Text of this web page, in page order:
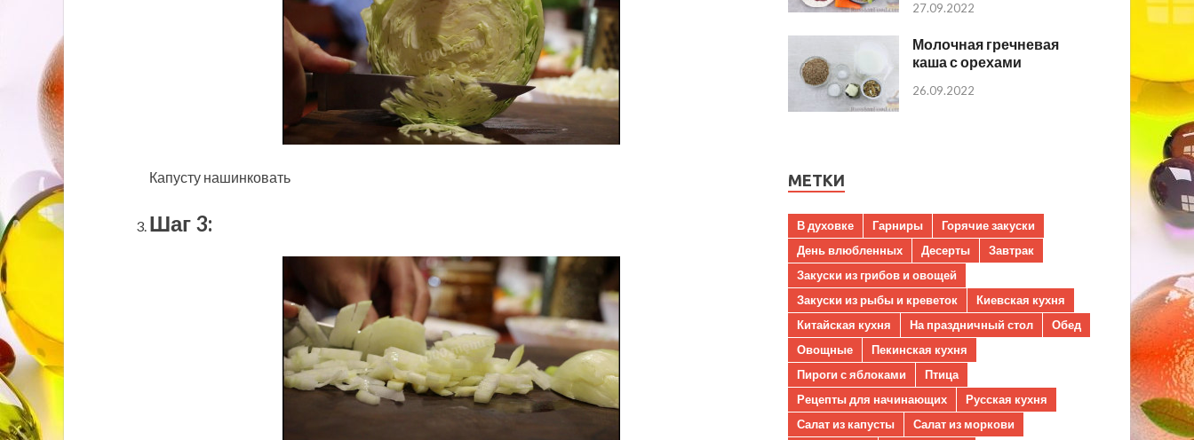
Капусту нашинковать
Шаг 3:
27.09.2022
Молочная гречневая
каша с орехами
26.09.2022
МЕТКИ
В духовке Гарниры
Горячие закуски
День влюбленных
Десерты
Завтрак
Закуски из грибов и овощей
Закуски из рыбы и креветок
Киевская кухня
Китайская кухня
На праздничный стол
Обед
Овощные
Пекинская кухня
Пироги с яблоками
Птица
Рецепты для начинающих
Русская кухня
Салат из капусты
Салат из моркови